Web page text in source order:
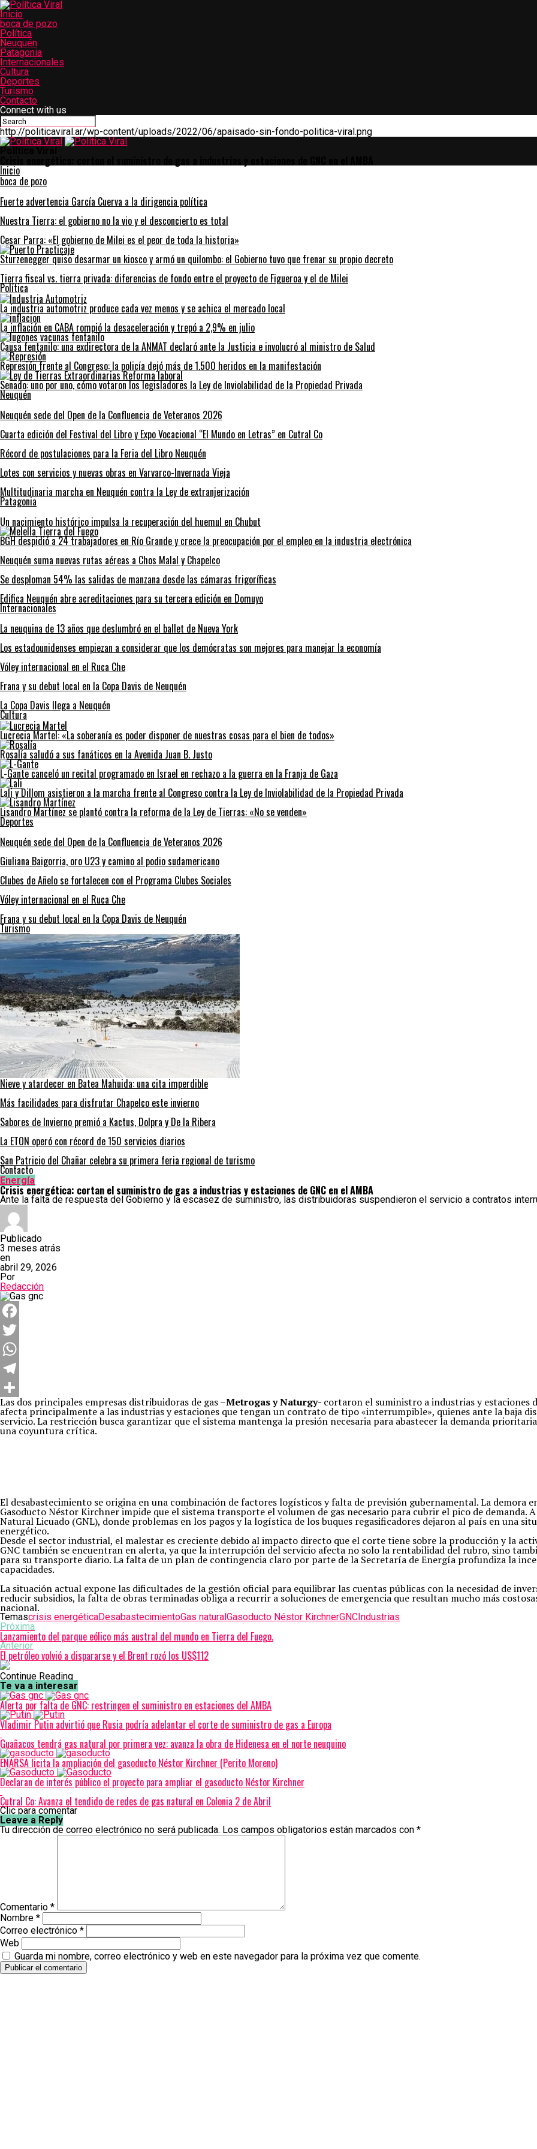
Inicio
boca de pozo
Política
Neuquén
Patagonia
Internacionales
Cultura
Deportes
Turismo
Contacto
Connect with us
http://politicaviral.ar/wp-content/uploads/2022/06/apaisado-sin-fondo-politica-viral.png
Inicio
boca de pozo
Fuerte advertencia García Cuerva a la dirigencia política
Nuestra Tierra: el gobierno no la vio y el desconcierto es total
Cesar Parra: «El gobierno de Milei es el peor de toda la historia»
Sturzenegger quiso desarmar un kiosco y armó un quilombo: el Gobierno tuvo que frenar su propio decreto
Tierra fiscal vs. tierra privada: diferencias de fondo entre el proyecto de Figueroa y el de Milei
Política
La industria automotriz produce cada vez menos y se achica el mercado local
La inflación en CABA rompió la desaceleración y trepó a 2,9% en julio
Causa fentanilo: una exdirectora de la ANMAT declaró ante la Justicia e involucró al ministro de Salud
Represión frente al Congreso: la policía dejó más de 1.500 heridos en la manifestación
Senado: uno por uno, cómo votaron los legisladores la Ley de Inviolabilidad de la Propiedad Privada
Neuquén
Neuquén sede del Open de la Confluencia de Veteranos 2026
Cuarta edición del Festival del Libro y Expo Vocacional “El Mundo en Letras” en Cutral Co
Récord de postulaciones para la Feria del Libro Neuquén
Lotes con servicios y nuevas obras en Varvarco-Invernada Vieja
Multitudinaria marcha en Neuquén contra la Ley de extranjerización
Patagonia
Un nacimiento histórico impulsa la recuperación del huemul en Chubut
BGH despidió a 24 trabajadores en Río Grande y crece la preocupación por el empleo en la industria electrónica
Neuquén suma nuevas rutas aéreas a Chos Malal y Chapelco
Se desploman 54% las salidas de manzana desde las cámaras frigoríficas
Edifica Neuquén abre acreditaciones para su tercera edición en Domuyo
Internacionales
La neuquina de 13 años que deslumbró en el ballet de Nueva York
Los estadounidenses empiezan a considerar que los demócratas son mejores para manejar la economía
Vóley internacional en el Ruca Che
Frana y su debut local en la Copa Davis de Neuquén
La Copa Davis llega a Neuquén
Cultura
Lucrecia Martel: «La soberanía es poder disponer de nuestras cosas para el bien de todos»
Rosalía saludó a sus fanáticos en la Avenida Juan B. Justo
L-Gante canceló un recital programado en Israel en rechazo a la guerra en la Franja de Gaza
Lali y Dillom asistieron a la marcha frente al Congreso contra la Ley de Inviolabilidad de la Propiedad Privada
Lisandro Martínez se plantó contra la reforma de la Ley de Tierras: «No se venden»
Deportes
Neuquén sede del Open de la Confluencia de Veteranos 2026
Giuliana Baigorria, oro U23 y camino al podio sudamericano
Clubes de Añelo se fortalecen con el Programa Clubes Sociales
Vóley internacional en el Ruca Che
Frana y su debut local en la Copa Davis de Neuquén
Turismo
Nieve y atardecer en Batea Mahuida: una cita imperdible
Más facilidades para disfrutar Chapelco este invierno
Sabores de Invierno premió a Kactus, Dolpra y De la Ribera
La ETON operó con récord de 150 servicios diarios
San Patricio del Chañar celebra su primera feria regional de turismo
Contacto
Energía
Crisis energética: cortan el suministro de gas a industrias y estaciones de GNC en el AMBA
Ante la falta de respuesta del Gobierno y la escasez de suministro, las distribuidoras suspendieron el servicio a contratos
Publicado
3 meses atrás
en
abril 29, 2026
Por
Redacción
Facebook
Twitter
WhatsApp
Telegram
Compartir
Las dos principales empresas distribuidoras de gas –Metrogas y Naturgy- cortaron el suministro a industrias y estaciones
afecta principalmente a las industrias y estaciones que tengan un contrato de tipo «interrumpible», quienes ante la baja
servicio. La restricción busca garantizar que el sistema mantenga la presión necesaria para abastecer la demanda
una coyuntura crítica.
El desabastecimiento se origina en una combinación de factores logísticos y falta de previsión gubernamental. La demora
Gasoducto Néstor Kirchner impide que el sistema transporte el volumen de gas necesario para cubrir el pico de demanda.
Natural Licuado (GNL), donde problemas en los pagos y la logística de los buques regasificadores dejaron al país en una
energético.
Desde el sector industrial, el malestar es creciente debido al impacto directo que el corte tiene sobre la producción y la
GNC también se encuentran en alerta, ya que la interrupción del servicio afecta no solo la rentabilidad del rubro, sino
para su transporte diario. La falta de un plan de contingencia claro por parte de la Secretaría de Energía profundiza la
capacidades.
La situación actual expone las dificultades de la gestión oficial para equilibrar las cuentas públicas con la necesidad de
reducir subsidios, la falta de obras terminadas obliga a recurrir a soluciones de emergencia que resultan mucho más
nacional.
Temascrisis energéticaDesabastecimientoGas naturalGasoducto Néstor KirchnerGNCIndustrias
Próxima
Lanzamiento del parque eólico más austral del mundo en Tierra del Fuego.
Anterior
El petróleo volvió a dispararse y el Brent rozó los US$112
Continue Reading
Te va a interesar
Alerta por falta de GNC: restringen el suministro en estaciones del AMBA
Vladimir Putin advirtió que Rusia podría adelantar el corte de suministro de gas a Europa
Guañacos tendrá gas natural por primera vez: avanza la obra de Hidenesa en el norte neuquino
ENARSA licita la ampliación del gasoducto Néstor Kirchner (Perito Moreno)
Declaran de interés público el proyecto para ampliar el gasoducto Néstor Kirchner
Cutral Co: Avanza el tendido de redes de gas natural en Colonia 2 de Abril
Clic para comentar
Leave a Reply
Tu dirección de correo electrónico no será publicada. Los campos obligatorios están marcados con *
Comentario *
Nombre *
Correo electrónico *
Web
Guarda mi nombre, correo electrónico y web en este navegador para la próxima vez que comente.